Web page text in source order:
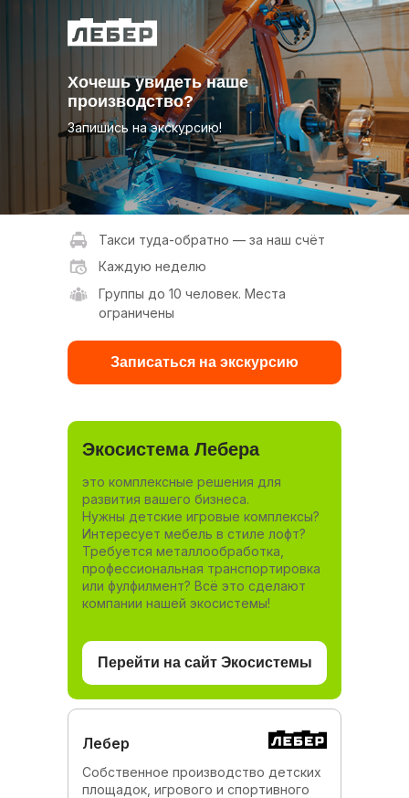
Хочешь увидеть наше
производство?
Запишись на экскурсию!
Записаться на экскурсию
Такси туда-обратно — за наш счёт
Каждую неделю
Группы до 10 человек. Места
ограничены
это комплексные решения для
развития вашего бизнеса.
Нужны детские игровые комплексы?
Интересует мебель в стиле лофт?
Требуется металлообработка,
профессиональная транспортировка
или фулфилмент? Всё это сделают
компании нашей экосистемы!
Собственное производство детских
площадок, игрового и спортивного
Лебер
Экосистема Лебера
Перейти на сайт Экосистемы